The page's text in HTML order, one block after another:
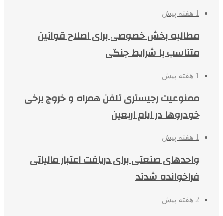
1 هفته پیش
مطالبه بخش خصوصی برای اصلاح قوانین
متناسب با شرایط جنگی
1 هفته پیش
ممنوعیت رجیستری تلفن همراه و خروج برخی
خودروها در ایام اربعین
1 هفته پیش
واحدهای صنعتی برای دریافت اعتبار مالیاتی
فراخوانده شدند
2 هفته پیش